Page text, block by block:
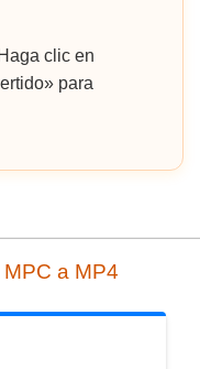
Haga clic en
para
a MP4